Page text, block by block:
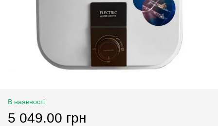
В наявності
5 049.00 грн